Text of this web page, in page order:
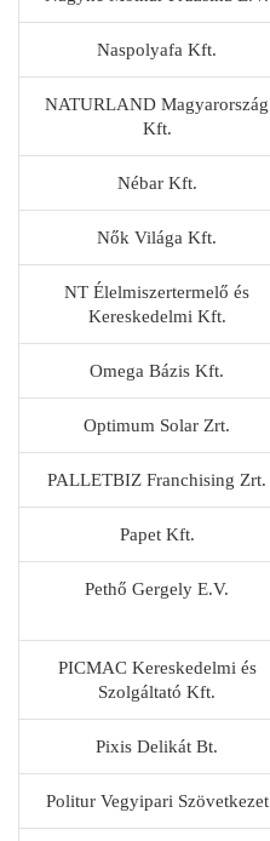
Naspolyafa Kft.
NATURLAND Magyarország
Kft.
Nébar Kft.
Nők Világa Kft.
NT Élelmiszertermelő és
Kereskedelmi Kft.
Omega Bázis Kft.
Optimum Solar Zrt.
PALLETBIZ Franchising Zrt.
Papet Kft.
Pethő Gergely E.V.
PICMAC Kereskedelmi és
Szolgáltató Kft.
Pixis Delikát Bt.
Politur Vegyipari Szövetkezet